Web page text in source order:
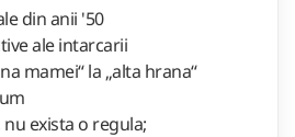
din anii '50
ale intarcarii
mamei“ la „alta hrana“
exista o regula;